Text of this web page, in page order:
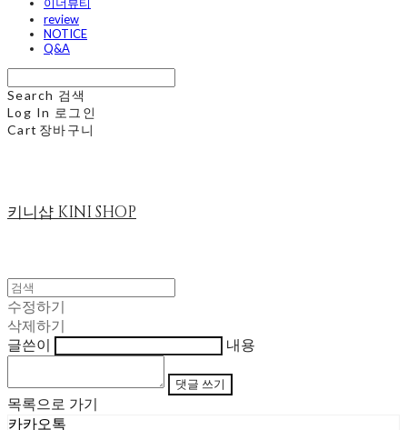
review
NOTICE
Q&A
Search 검색
Log In 로그인
Cart 장바구니
키니샵 KINI SHOP
수정하기
삭제하기
글쓴이
내용
댓글 쓰기
목록으로 가기
카카오톡